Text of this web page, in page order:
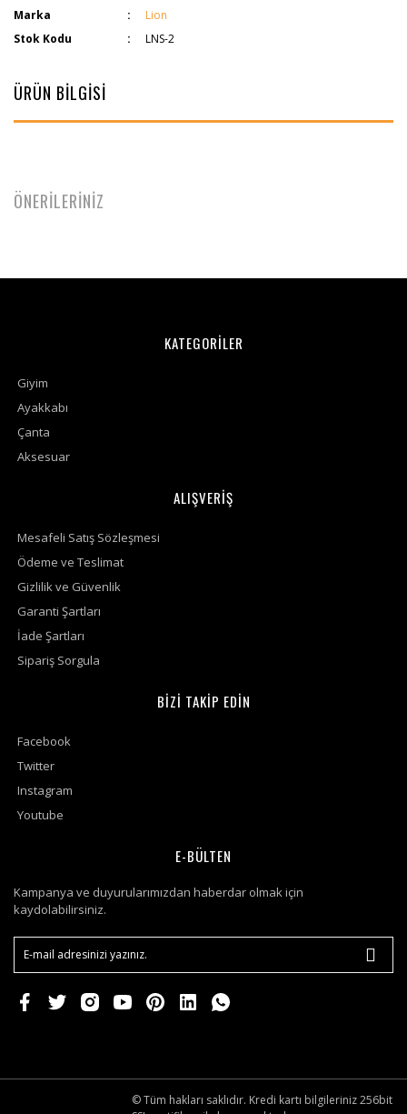
Marka
Lion
Stok Kodu
LNS-2
ÜRÜN BİLGİSİ
ÖNERİLERİNİZ
KATEGORİLER
Giyim
Ayakkabı
Çanta
Aksesuar
ALIŞVERİŞ
Mesafeli Satış Sözleşmesi
Ödeme ve Teslimat
Gizlilik ve Güvenlik
Garanti Şartları
İade Şartları
Sipariş Sorgula
BİZİ TAKİP EDİN
Facebook
Twitter
Instagram
Youtube
E-BÜLTEN
Kampanya ve duyurularımızdan haberdar olmak için
kaydolabilirsiniz.
© Tüm hakları saklıdır. Kredi kartı bilgileriniz 256bit